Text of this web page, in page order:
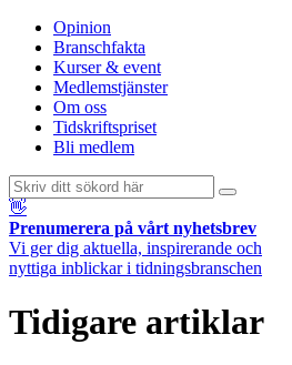
Opinion
Branschfakta
Kurser & event
Medlemstjänster
Om oss
Tidskriftspriset
Bli medlem
👋
Prenumerera på vårt nyhetsbrev
Vi ger dig aktuella, inspirerande och
nyttiga inblickar i tidningsbranschen
Tidigare artiklar